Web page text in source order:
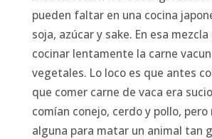
pueden faltar en una cocina
soja, azúcar y sake. En esa
cocinar lentamente la carne
vegetales. Lo loco es que antes
que comer carne de vaca era
comían conejo, cerdo y pollo, pero
alguna para matar un animal tan